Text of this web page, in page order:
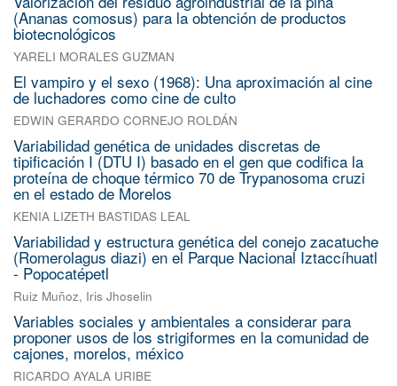
(Ananas comosus) para la obtención de productos
biotecnológicos
YARELI MORALES GUZMAN
El vampiro y el sexo (1968): Una aproximación al cine
de luchadores como cine de culto
EDWIN GERARDO CORNEJO ROLDÁN
Variabilidad genética de unidades discretas de
tipificación I (DTU I) basado en el gen que codifica la
proteína de choque térmico 70 de Trypanosoma cruzi
en el estado de Morelos
KENIA LIZETH BASTIDAS LEAL
Variabilidad y estructura genética del conejo zacatuche
(Romerolagus diazi) en el Parque Nacional Iztaccíhuatl
- Popocatépetl
Ruiz Muñoz, Iris Jhoselin
Variables sociales y ambientales a considerar para
proponer usos de los strigiformes en la comunidad de
cajones, morelos, méxico
RICARDO AYALA URIBE